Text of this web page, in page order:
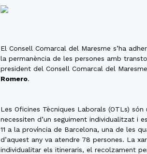
El Consell Comarcal del Maresme s’ha
la permanència de les persones amb
president del Consell Comarcal del
Romero.
Les Oficines Tècniques Laborals (OTLs)
necessiten d’un seguiment individualitzat i
11 a la província de Barcelona, una de les
d’aquest any va atendre 78 persones. La
individualitar els itineraris, el recolzament